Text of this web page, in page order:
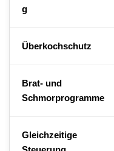
g
Überkochschutz
Brat- und
Schmorprogramme
Gleichzeitige